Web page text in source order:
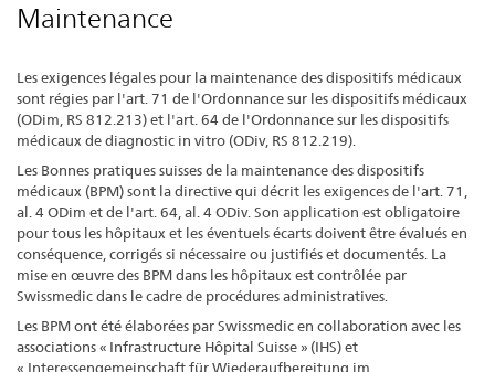
Maintenance
Les exigences légales pour la maintenance des dispositifs médicaux
sont régies par l'art. 71 de l'Ordonnance sur les dispositifs médicaux
(ODim, RS 812.213) et l'art. 64 de l'Ordonnance sur les dispositifs
médicaux de diagnostic in vitro (ODiv, RS 812.219).
Les Bonnes pratiques suisses de la maintenance des dispositifs
médicaux (BPM) sont la directive qui décrit les exigences de l'art. 71,
al. 4 ODim et de l'art. 64, al. 4 ODiv. Son application est obligatoire
pour tous les hôpitaux et les éventuels écarts doivent être évalués en
conséquence, corrigés si nécessaire ou justifiés et documentés. La
mise en œuvre des BPM dans les hôpitaux est contrôlée par
Swissmedic dans le cadre de procédures administratives.
Les BPM ont été élaborées par Swissmedic en collaboration avec les
associations « Infrastructure Hôpital Suisse » (IHS) et
« Interessengemeinschaft für Wiederaufbereitung im